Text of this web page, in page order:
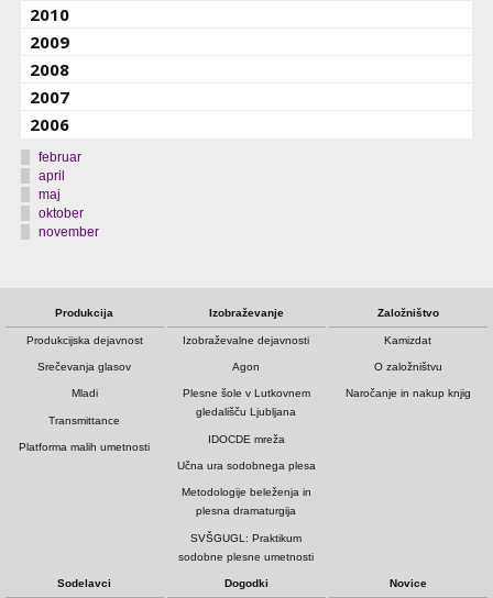
2010
2009
2008
2007
2006
februar
april
maj
oktober
november
Produkcija
Produkcijska dejavnost
Srečevanja glasov
Mladi
Transmittance
Platforma malih umetnosti
Izobraževanje
Izobraževalne dejavnosti
Agon
Plesne šole v Lutkovnem
gledališču Ljubljana
IDOCDE mreža
Učna ura sodobnega plesa
Metodologije beleženja in
plesna dramaturgija
SVŠGUGL: Praktikum
sodobne plesne umetnosti
Založništvo
Kamizdat
O založništvu
Naročanje in nakup knjig
Sodelavci Dogodki Novice